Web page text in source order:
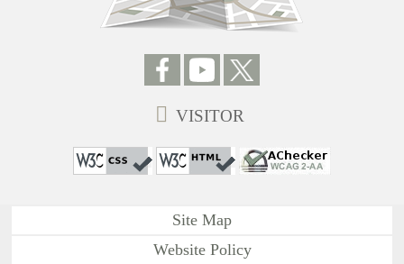
VISITOR
Site Map
Website Policy